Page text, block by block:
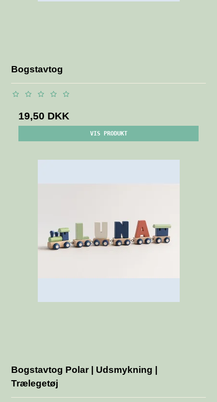
Bogstavtog
19,50 DKK
VIS PRODUKT
Bogstavtog Polar | Udsmykning |
Trælegetøj